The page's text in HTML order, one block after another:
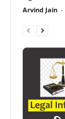
Arvind Jain -